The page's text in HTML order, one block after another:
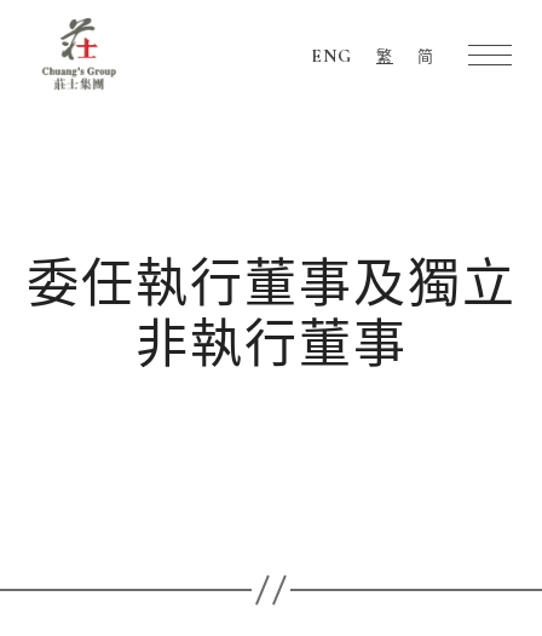
ENG 繁 简
委任執行董事及獨立
非執行董事